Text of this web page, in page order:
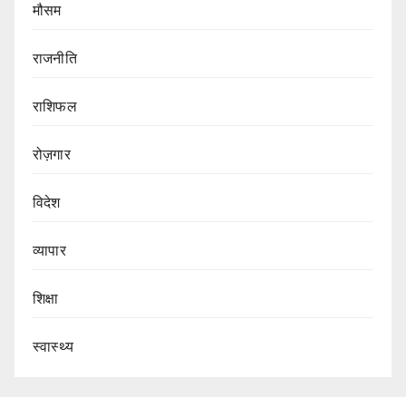
मौसम
राजनीति
राशिफल
रोज़गार
विदेश
व्यापार
शिक्षा
स्वास्थ्य